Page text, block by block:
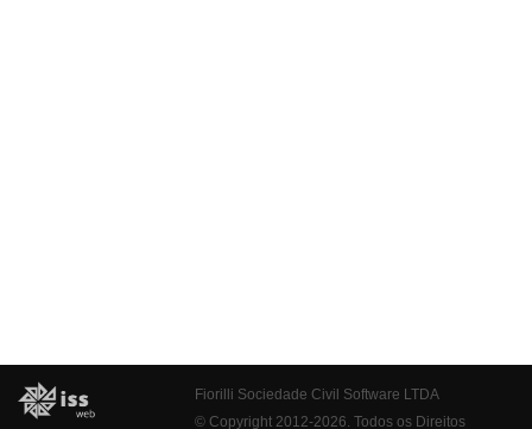
Fiorilli Sociedade Civil Software LTDA
© Copyright 2012-2026. Todos os Direitos